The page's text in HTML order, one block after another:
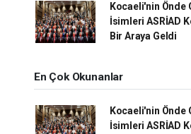
Kocaeli'nin Önde
İsimleri ASRİAD
Bir Araya Geldi
En Çok Okunanlar
Kocaeli'nin Önde
İsimleri ASRİAD